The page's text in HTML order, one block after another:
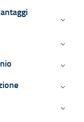
Bilanci
Beni
Servizi